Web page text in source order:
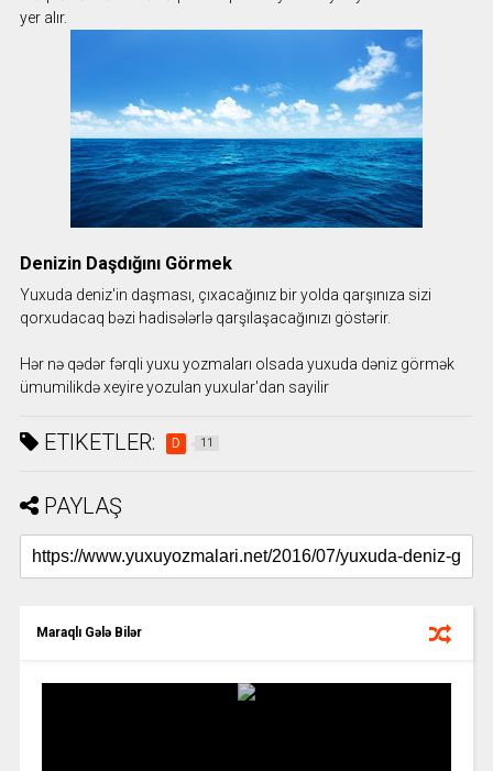
yer alır.
Denizin Daşdığını Görmek
Yuxuda deniz'in daşması, çıxacağınız bir yolda qarşınıza sizi
qorxudacaq bəzi hadisələrlə qarşılaşacağınızı göstərir.
Hər nə qədər fərqli yuxu yozmaları olsada yuxuda dəniz görmək
ümumilikdə xeyire yozulan yuxular'dan sayilir
ETIKETLER: D 11
PAYLAŞ
Maraqlı Gələ Bilər